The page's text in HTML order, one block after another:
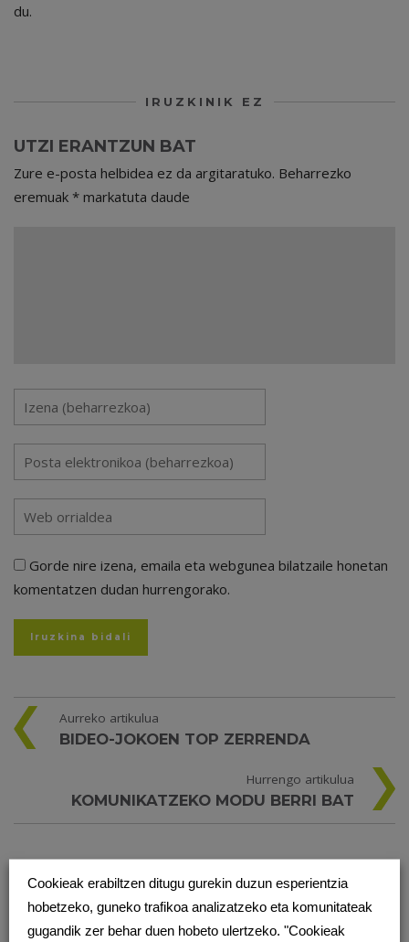
du.
IRUZKINIK EZ
UTZI ERANTZUN BAT
Zure e-posta helbidea ez da argitaratuko. Beharrezko
eremuak * markatuta daude
Gorde nire izena, emaila eta webgunea bilatzaile honetan
komentatzen dudan hurrengorako.
Aurreko artikulua
BIDEO-JOKOEN TOP ZERRENDA
Hurrengo artikulua
KOMUNIKATZEKO MODU BERRI BAT
Cookieak erabiltzen ditugu gurekin duzun esperientzia
hobetzeko, guneko trafikoa analizatzeko eta komunitateak
gugandik zer behar duen hobeto ulertzeko. "Cookieak